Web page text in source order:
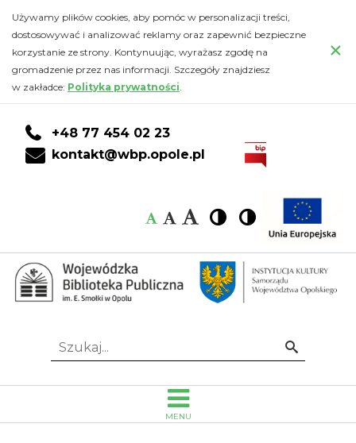
Galerie
zdjęć
Wojewódzka
Biblioteka
Emanuela
Smołki
Opolu
do
głównej
treści
DO
KONTA
CZYTELNIKA
DO
WYSZUKIWARKI
do
stopki
Używamy plików cookies, aby pomóc w personalizacji treści,
dostosowywać i analizować reklamy oraz zapewnić bezpieczne
korzystanie ze strony. Kontynuując, wyrażasz zgodę na
gromadzenie przez nas informacji. Szczegóły znajdziesz
w zakładce: Polityka prywatności.
×
+48 77 454 02 23
kontakt@wbp.opole.pl
Czcionka:
Czcionka
Czcionka
Czcionka
Wysoki
kontrast
Wysoki
kontrast
Idź
Szukaj...
MENU